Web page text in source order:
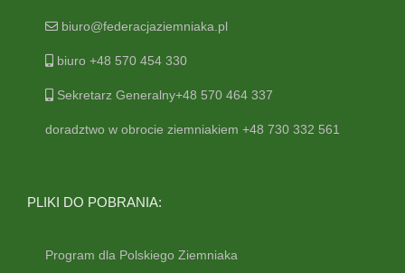
biuro@federacjaziemniaka.pl
biuro +48 570 454 330
Sekretarz Generalny+48 570 464 337
doradztwo w obrocie ziemniakiem +48 730 332 561
PLIKI DO POBRANIA:
Program dla Polskiego Ziemniaka